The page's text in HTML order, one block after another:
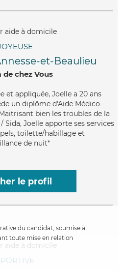
et-Beaulieu
de chez Vous
et appliquée, Joelle a 20 ans
un diplôme d'Aide Médico-
bien les troubles de la
Sida, Joelle apporte ses services
toilette/habillage et
de nuit*
le profil
du candidat, soumise à
toute mise en relation